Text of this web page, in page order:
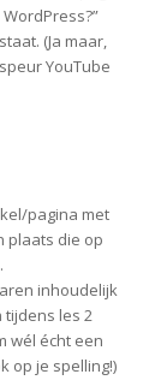
(Ja maar,
YouTube
pagina met
plaats die op
inhoudelijk
tijdens les 2
wél écht een
op je spelling!)